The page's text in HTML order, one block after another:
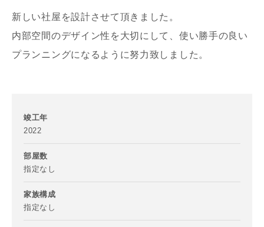
新しい社屋を設計させて頂きました。
内部空間のデザイン性を大切にして、使い勝手の良い
プランニングになるように努力致しました。
竣工年
2022
部屋数
指定なし
家族構成
指定なし